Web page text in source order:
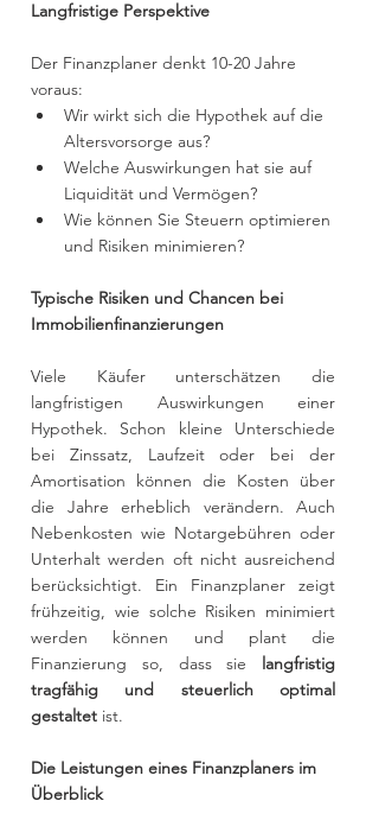
Langfristige Perspektive
Der Finanzplaner denkt 10-20 Jahre
voraus:
Wir wirkt sich die Hypothek auf die
Altersvorsorge aus?
Welche Auswirkungen hat sie auf
Liquidität und Vermögen?
Wie können Sie Steuern optimieren
und Risiken minimieren?
Typische Risiken und Chancen bei
Immobilienfinanzierungen
Viele Käufer unterschätzen die
langfristigen Auswirkungen einer
Hypothek. Schon kleine Unterschiede
bei Zinssatz, Laufzeit oder bei der
Amortisation können die Kosten über
die Jahre erheblich verändern. Auch
Nebenkosten wie Notargebühren oder
Unterhalt werden oft nicht ausreichend
berücksichtigt. Ein Finanzplaner zeigt
frühzeitig, wie solche Risiken minimiert
werden können und plant die
Finanzierung so, dass sie langfristig
tragfähig und steuerlich optimal
gestaltet ist.
Die Leistungen eines Finanzplaners im
Überblick